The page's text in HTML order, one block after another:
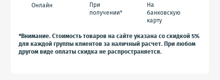
Онлайн
При
получении*
На
банковскую
карту
*Внимание. Стоимость товаров на сайте указана со скидкой 5%
для каждой группы клиентов за наличный расчет. При любом
другом виде оплаты скидка не распространяется.